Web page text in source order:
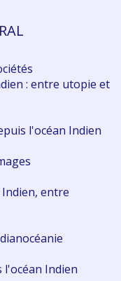
: entre utopie et
l'océan Indien
Indien, entre
Indien